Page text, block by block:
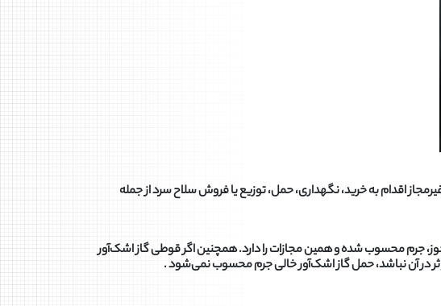
اسلحه و مهمات و دارندگان سلاح و مهمات غیرمجاز مصوب ۱۳۹۰، هر کس به طور غیرمجاز اقدام به خرید، نگهداری، حمل، توزیع یا فروش سلاح سرد از جمله
جرم محسوب شده و همین مجازات را دارد. همچنین اگر قوطی گاز اشک‌آور
در آن نباشد، حمل گاز اشک‌آور خالی جرم محسوب نمی‌شود .